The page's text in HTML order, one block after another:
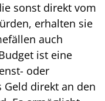
sonst direkt vom
erhalten sie
auch
ist eine
oder
Geld direkt an den